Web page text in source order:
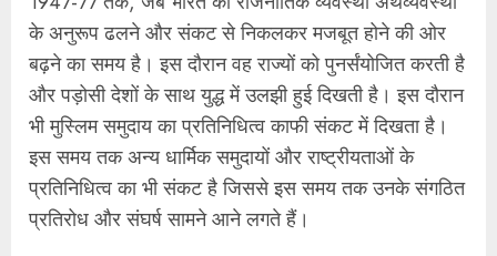
1980-95 तक अपने राज्य अपने को कहीं अधिक मजबूत कर
लेता है और साम्राज्यवाद के साथ समझौतों में अपनी शर्तों को
सामने रखने की स्थिति में आ जाता है। इस समय तक भारत की
विस्तारवादी नीति की दिखाई देने लगती है। इस समय मुस्लिम
सांसदों की संख्या में पिछले के मुकाबले वृद्धि देखी गई। लेकिन,
जैसे-जैसे उदारवादी दौर और वैश्वीकरण की नीति लागू होती है
एक बार फिर मुस्लिम सांसदों की संख्या लोकसभा में गिरती हुई